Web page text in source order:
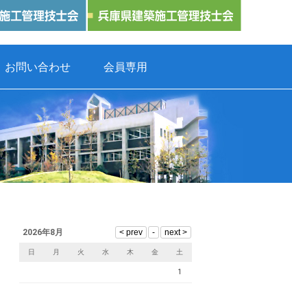
お問い合わせ 会員専用
2026年8月
日 月 火 水 木 金 土
1